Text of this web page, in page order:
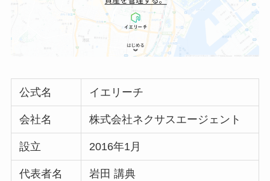
公式名 イエリーチ
会社名 株式会社ネクサスエージェント
設立 2016年1月
代表者名 岩田 講典